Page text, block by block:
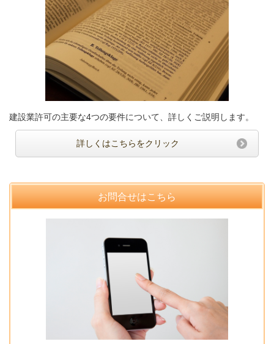
建設業許可の主要な4つの要件について、詳しくご説明します。
詳しくはこちらをクリック
お問合せはこちら